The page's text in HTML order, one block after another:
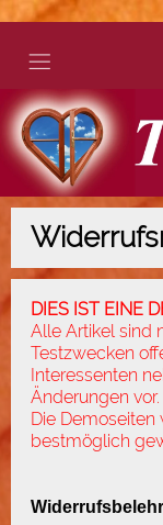
DIES IST EINE
Alle Artikel sind
Testzwecken
Interessenten
Änderungen vor.
Die
bestmöglich